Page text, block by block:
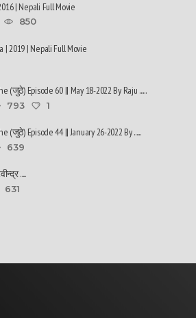
| Nepali Full Movie
850
| 2019 | Nepali Full Movie
(जुठे) Episode 60 || May 18-2022 By Raju ......
793 1
(जुठे) Episode 44 || January 26-2022 By ......
639
......
631